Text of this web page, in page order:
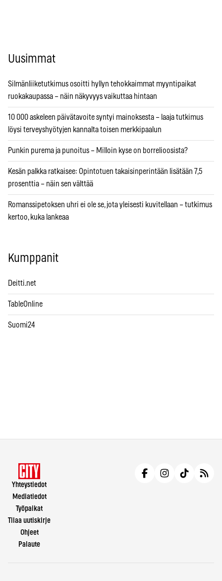
Uusimmat
Silmänliiketutkimus osoitti hyllyn tehokkaimmat myyntipaikat
ruokakaupassa – näin näkyvyys vaikuttaa hintaan
10 000 askeleen päivätavoite syntyi mainoksesta – laaja tutkimus
löysi terveyshyötyjen kannalta toisen merkkipaalun
Punkin purema ja punoitus – Milloin kyse on borrelioosista?
Kesän palkka ratkaisee: Opintotuen takaisinperintään lisätään 7,5
prosenttia – näin sen välttää
Romanssipetoksen uhri ei ole se, jota yleisesti kuvitellaan – tutkimus
kertoo, kuka lankeaa
Kumppanit
Deitti.net
TableOnline
Suomi24
Yhteystiedot
Mediatiedot
Työpaikat
Tilaa uutiskirje
Ohjeet
Palaute